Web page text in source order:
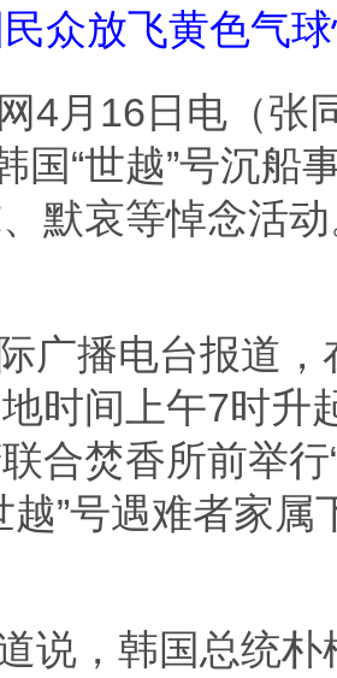
众放飞黄色气
4月16日电（张
国“世越”号沉船
默哀等悼念活
广播电台报道，
时间上午7时升
合焚香所前举
越”号遇难者家
说，韩国总统